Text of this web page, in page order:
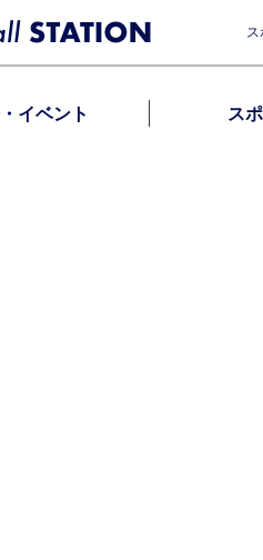
イベント ス